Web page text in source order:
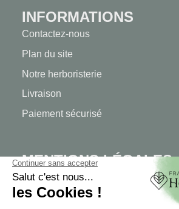
INFORMATIONS
Contactez-nous
Plan du site
Notre herboristerie
Livraison
Paiement sécurisé
MENTIONS LÉGALES
Mentions légales
Conditions générales de vente